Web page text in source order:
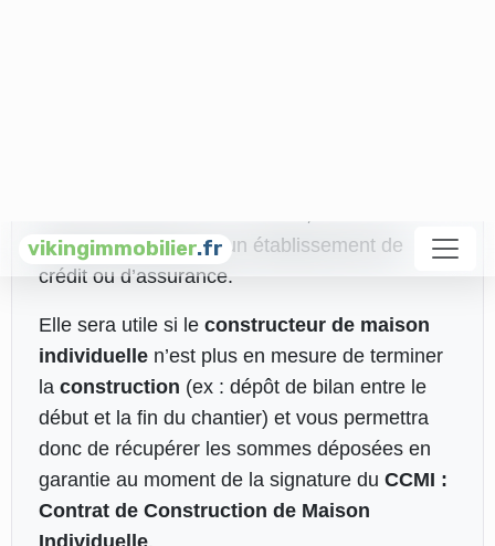
doit être délivrée par un établissement de
crédit ou d’assurance.
Elle sera utile si le constructeur de maison
individuellen’est plus en mesure de terminer
la construction (ex : dépôt de bilan entre le
début et la fin du chantier) et vous permettra
donc de récupérer les sommes déposées en
garantie au moment de la signature du CCMI :
Contrat de Construction de Maison
Individuelle.